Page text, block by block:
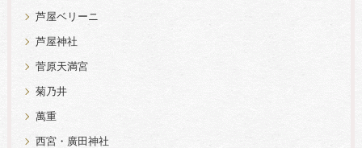
芦屋ベリーニ
芦屋神社
菅原天満宮
菊乃井
萬重
西宮・廣田神社